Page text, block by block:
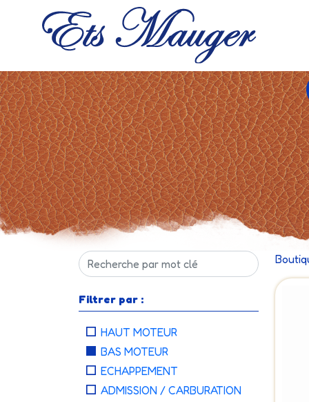
Filtrer par :
HAUT MOTEUR
BAS MOTEUR
ECHAPPEMENT
ADMISSION / CARBURATION